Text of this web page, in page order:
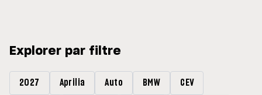
Explorer par filtre
2027 Aprilia Auto BMW CEV